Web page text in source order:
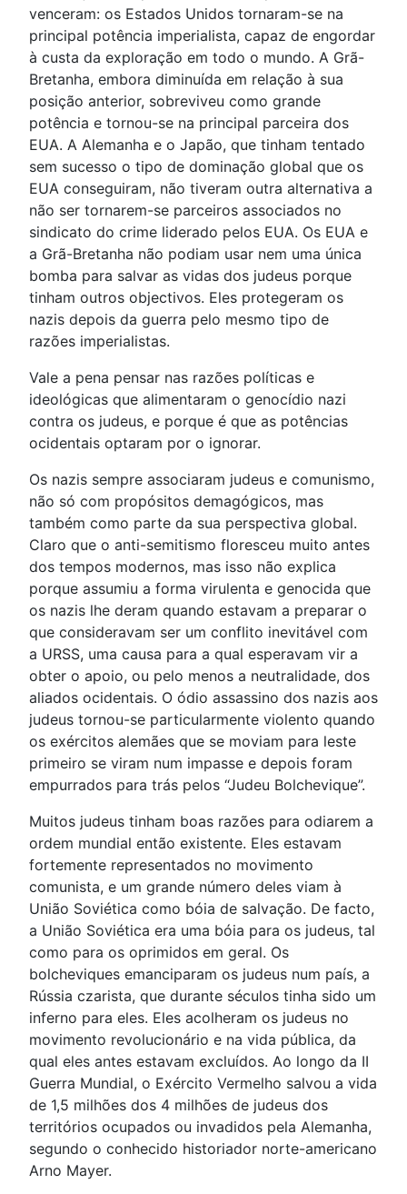
venceram: os Estados Unidos tornaram-se na
principal potência imperialista, capaz de engordar
à custa da exploração em todo o mundo. A Grã-
Bretanha, embora diminuída em relação à sua
posição anterior, sobreviveu como grande
potência e tornou-se na principal parceira dos
EUA. A Alemanha e o Japão, que tinham tentado
sem sucesso o tipo de dominação global que os
EUA conseguiram, não tiveram outra alternativa a
não ser tornarem-se parceiros associados no
sindicato do crime liderado pelos EUA. Os EUA e
a Grã-Bretanha não podiam usar nem uma única
bomba para salvar as vidas dos judeus porque
tinham outros objectivos. Eles protegeram os
nazis depois da guerra pelo mesmo tipo de
razões imperialistas.
Vale a pena pensar nas razões políticas e
ideológicas que alimentaram o genocídio nazi
contra os judeus, e porque é que as potências
ocidentais optaram por o ignorar.
Os nazis sempre associaram judeus e comunismo,
não só com propósitos demagógicos, mas
também como parte da sua perspectiva global.
Claro que o anti-semitismo floresceu muito antes
dos tempos modernos, mas isso não explica
porque assumiu a forma virulenta e genocida que
os nazis lhe deram quando estavam a preparar o
que consideravam ser um conflito inevitável com
a URSS, uma causa para a qual esperavam vir a
obter o apoio, ou pelo menos a neutralidade, dos
aliados ocidentais. O ódio assassino dos nazis aos
judeus tornou-se particularmente violento quando
os exércitos alemães que se moviam para leste
primeiro se viram num impasse e depois foram
empurrados para trás pelos “Judeu Bolchevique”.
Muitos judeus tinham boas razões para odiarem a
ordem mundial então existente. Eles estavam
fortemente representados no movimento
comunista, e um grande número deles viam à
União Soviética como bóia de salvação. De facto,
a União Soviética era uma bóia para os judeus, tal
como para os oprimidos em geral. Os
bolcheviques emanciparam os judeus num país, a
Rússia czarista, que durante séculos tinha sido um
inferno para eles. Eles acolheram os judeus no
movimento revolucionário e na vida pública, da
qual eles antes estavam excluídos. Ao longo da II
Guerra Mundial, o Exército Vermelho salvou a vida
de 1,5 milhões dos 4 milhões de judeus dos
territórios ocupados ou invadidos pela Alemanha,
segundo o conhecido historiador norte-americano
Arno Mayer.